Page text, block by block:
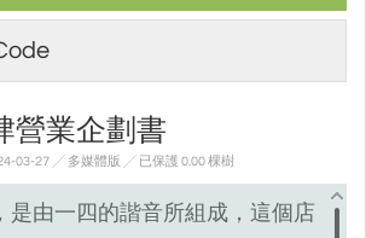
營業企劃書
03-27 ╱ 多媒體版 ╱ 已保護 0.00 棵樹
是由一四的諧音所組成，這個店